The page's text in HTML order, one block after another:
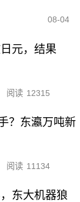
08-04
元，结果
阅读 12315
？东瀛万吨新
阅读 11134
东大机器狼